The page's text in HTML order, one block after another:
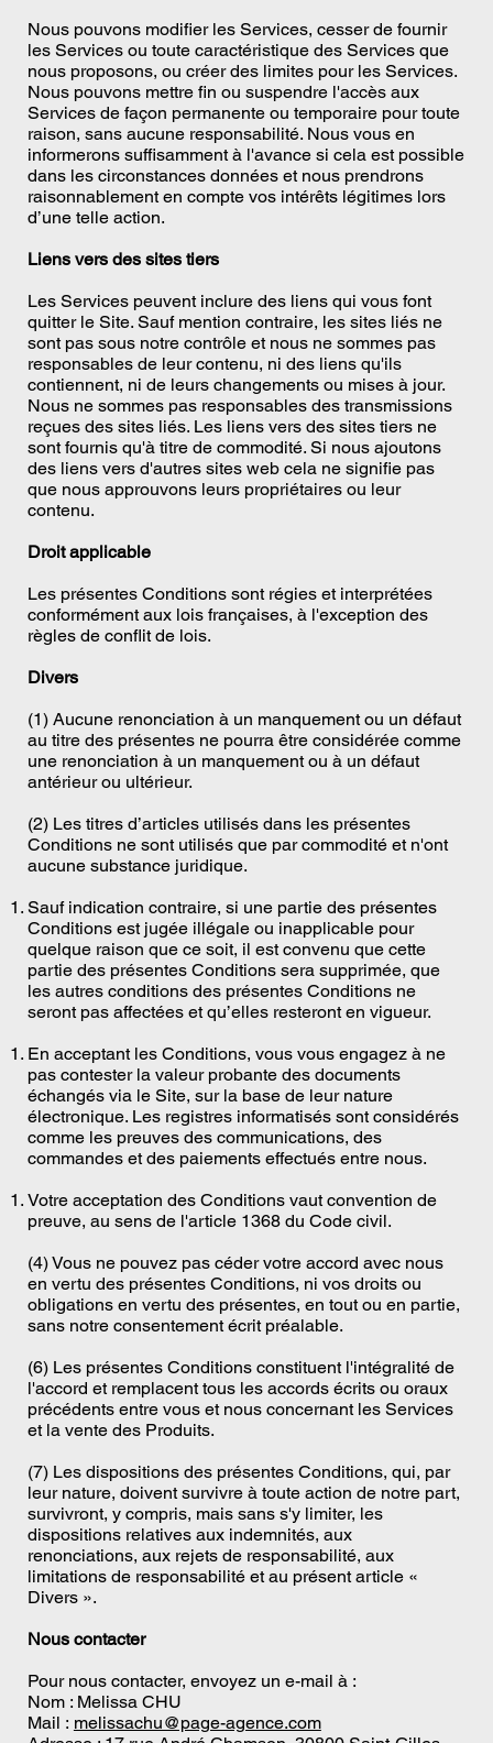
Nous pouvons modifier les Services, cesser de fournir
les Services ou toute caractéristique des Services que
nous proposons, ou créer des limites pour les Services.
Nous pouvons mettre fin ou suspendre l'accès aux
Services de façon permanente ou temporaire pour toute
raison, sans aucune responsabilité. Nous vous en
informerons suffisamment à l'avance si cela est possible
dans les circonstances données et nous prendrons
raisonnablement en compte vos intérêts légitimes lors
d’une telle action.
Liens vers des sites tiers
Les Services peuvent inclure des liens qui vous font
quitter le Site. Sauf mention contraire, les sites liés ne
sont pas sous notre contrôle et nous ne sommes pas
responsables de leur contenu, ni des liens qu'ils
contiennent, ni de leurs changements ou mises à jour.
Nous ne sommes pas responsables des transmissions
reçues des sites liés. Les liens vers des sites tiers ne
sont fournis qu'à titre de commodité. Si nous ajoutons
des liens vers d'autres sites web cela ne signifie pas
que nous approuvons leurs propriétaires ou leur
contenu.
Droit applicable
Les présentes Conditions sont régies et interprétées
conformément aux lois françaises, à l'exception des
règles de conflit de lois.
Divers
(1) Aucune renonciation à un manquement ou un défaut
au titre des présentes ne pourra être considérée comme
une renonciation à un manquement ou à un défaut
antérieur ou ultérieur.
(2) Les titres d’articles utilisés dans les présentes
Conditions ne sont utilisés que par commodité et n'ont
aucune substance juridique.
Sauf indication contraire, si une partie des présentes
Conditions est jugée illégale ou inapplicable pour
quelque raison que ce soit, il est convenu que cette
partie des présentes Conditions sera supprimée, que
les autres conditions des présentes Conditions ne
seront pas affectées et qu’elles resteront en vigueur.
En acceptant les Conditions, vous vous engagez à ne
pas contester la valeur probante des documents
échangés via le Site, sur la base de leur nature
électronique. Les registres informatisés sont considérés
comme les preuves des communications, des
commandes et des paiements effectués entre nous.
Votre acceptation des Conditions vaut convention de
preuve, au sens de l'article 1368 du Code civil.
(4) Vous ne pouvez pas céder votre accord avec nous
en vertu des présentes Conditions, ni vos droits ou
obligations en vertu des présentes, en tout ou en partie,
sans notre consentement écrit préalable.
(6) Les présentes Conditions constituent l'intégralité de
l'accord et remplacent tous les accords écrits ou oraux
précédents entre vous et nous concernant les Services
et la vente des Produits.
(7) Les dispositions des présentes Conditions, qui, par
leur nature, doivent survivre à toute action de notre part,
survivront, y compris, mais sans s'y limiter, les
dispositions relatives aux indemnités, aux
renonciations, aux rejets de responsabilité, aux
limitations de responsabilité et au présent article «
Divers ».
Nous contacter
Pour nous contacter, envoyez un e-mail à :
Nom : Melissa CHU
Mail : melissachu@page-agence.com